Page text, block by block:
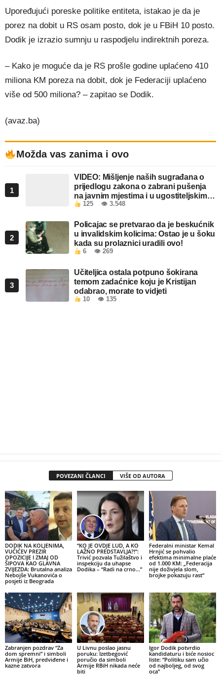
Upoređujući poreske politike entiteta, istakao je da je
porez na dobit u RS osam posto, dok je u FBiH 10 posto.
Dodik je izrazio sumnju u raspodjelu indirektnih poreza.
– Kako je moguće da je RS prošle godine uplaćeno 410
miliona KM poreza na dobit, dok je Federaciji uplaćeno
više od 500 miliona? – zapitao se Dodik.
(avaz.ba)
Možda vas zanima i ovo
1
VIDEO: Mišljenje naših sugrađana o
prijedlogu zakona o zabrani pušenja
na javnim mjestima i u ugostiteljskim
objektima u FBiH
125 👁 3.548
2
Policajac se pretvarao da je beskućnik
u invalidskim kolicima: Ostao je u šoku
kada su prolaznici uradili ovo!
6 👁 269
3
Učiteljica ostala potpuno šokirana
temom zadaćnice koju je Kristijan
odabrao, morate to vidjeti
10 👁 135
POVEZANI ČLANCI VIŠE OD AUTORA
DODIK NA KOLJENIMA,
VUČIĆEV PREZIR
OPOZICIJE I ZMAJ OD
ŠIPOVA KAO GLAVNA
ZVIJEZDA: Brutalna analiza
Nebojše Vukanovića o
posjeti iz Beograda
“KO JE OVDJE LUD, A KO
LAŽNO PREDSTAVLJA?!”:
Trivić pozvala Tužilaštvo i
inspekciju da uhapse
Dodika – “Radi na crno…”
Federalni ministar Kemal
Hrnjić se pohvalio
efektima minimalne plaće
od 1.000 KM: „Federacija
nije doživjela slom,
brojke pokazuju rast“
Zabranjen pozdrav “Za
dom spremni” i simboli
Armije BiH, predviđene i
kazne zatvora
U Livnu poslao jasnu
poruku: Izetbegović
poručio da simboli
Armije RBiH nikada neće
biti
Igor Dodik potvrdio
kandidaturu i biće nosioc
liste: “Politiku sam učio
od najboljeg, od svog
oca”